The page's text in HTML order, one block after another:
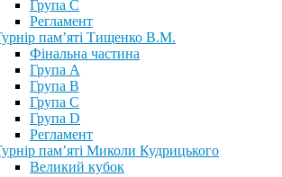
Група С
Регламент
пам’яті Тищенко В.М.
Фінальна частина
Група А
Група В
Група С
Група D
Регламент
пам’яті Миколи Кудрицького
Великий кубок